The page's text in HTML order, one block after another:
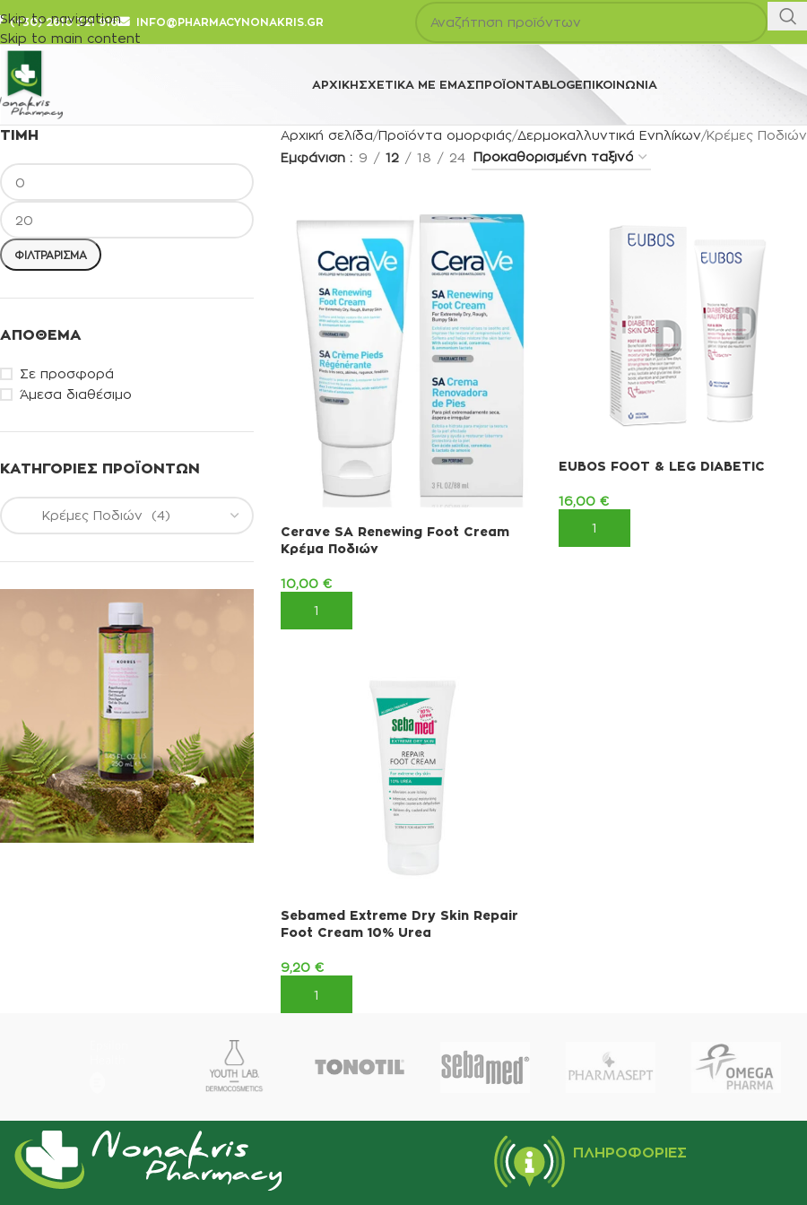
Skip to navigation
Skip to main content
(+30) 2610 321 916 INFO@PHARMACYNONAKRIS.GR
ΑΡΧΙΚΉΣΧΕΤΙΚΆ ΜΕ ΕΜΆΣΠΡΟΪΌΝΤΑBLOGΕΠΙΚΟΙΝΩΝΊΑ
ΤΙΜΉ
ΦΙΛΤΡΆΡΙΣΜΑ
ΑΠΌΘΕΜΑ
Σε προσφορά
Άμεσα διαθέσιμο
ΚΑΤΗΓΟΡΊΕΣ ΠΡΟΪΌΝΤΩΝ
Αρχική σελίδα Προϊόντα ομορφιάς Δερμοκαλλυντικά Ενηλίκων Κρέμες Ποδιών
Εμφάνιση
9 12 18 24
Cerave SA Renewing Foot Cream
Κρέμα Ποδιών
10,00 €
ΠΡΟΣΘΉΚΗ ΣΤΟ ΚΑΛΆΘΙ
EUBOS FOOT & LEG DIABETIC
16,00 €
ΠΡΟΣΘΉΚΗ ΣΤΟ ΚΑΛΆΘΙ
Sebamed Extreme Dry Skin Repair
Foot Cream 10% Urea
9,20 €
ΠΡΟΣΘΉΚΗ ΣΤΟ ΚΑΛΆΘΙ
ΠΛΗΡΟΦΟΡΊΕΣ